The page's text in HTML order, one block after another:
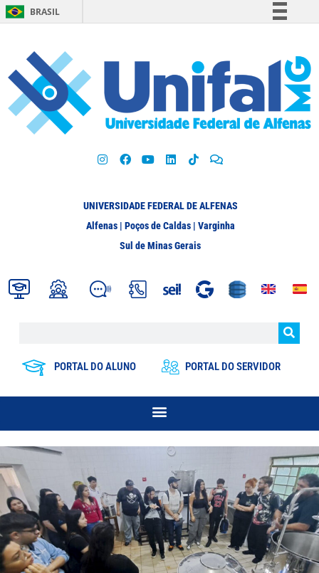
BRASIL
Participe
Acesso à informação
Legislação
UNIVERSIDADE FEDERAL DE ALFENAS
Alfenas | Poços de Caldas | Varginha
Sul de Minas Gerais
PORTAL DO ALUNO PORTAL DO SERVIDOR